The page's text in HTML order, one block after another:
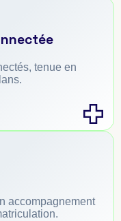
tenue en
accompagnement